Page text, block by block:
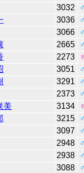
3032
3036
3066
2665
2273
3051
3291
2373
美 3134
3215
3097
2948
2938
3088